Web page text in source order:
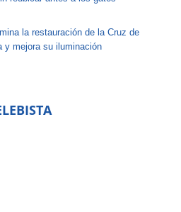
la restauración de la Cruz de
y mejora su iluminación